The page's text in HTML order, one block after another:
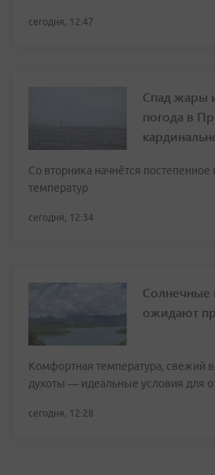
сегодня, 12:47
Спад жары
погода в
Со вторника начнётся
температур
сегодня, 12:34
Солнечные
ожидают
Комфортная температура, свежий
духоты — идеальные условия для
сегодня, 12:28